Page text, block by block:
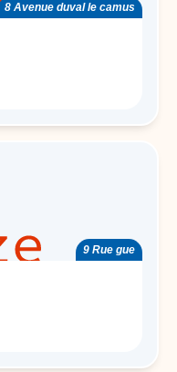
8 Avenue duval le camus
9 Rue gue